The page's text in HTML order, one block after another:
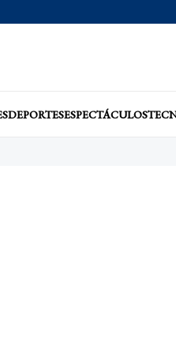
DEPORTESESPECTÁCULOS